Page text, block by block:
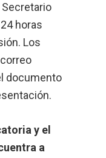
horas
Los
documento
y el
a